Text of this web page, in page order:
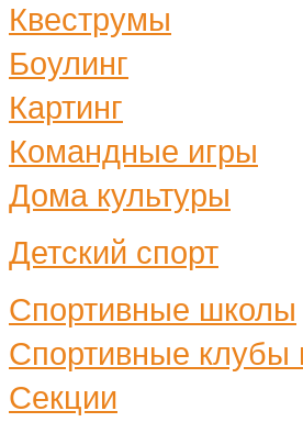
Квеструмы
Боулинг
Картинг
Командные игры
Дома культуры
Детский спорт
Спортивные школы
Спортивные клубы
Секции